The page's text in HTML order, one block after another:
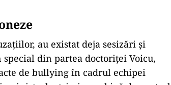
au existat deja sesizări și
din partea doctoriței Voicu,
de bullying în cadrul echipei